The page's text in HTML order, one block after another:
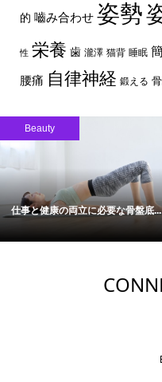
的 嚙み合わせ 姿勢
性 栄養 歯 瀧澤 猫背 睡眠
腰痛 自律神経 鍛える
Beauty
仕事と健康の両立に必要な骨盤底...